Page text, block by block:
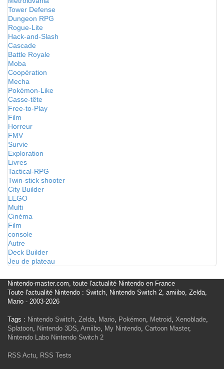
Tower Defense
Dungeon RPG
Rogue-Lite
Hack-and-Slash
Cascade
Battle Royale
Moba
Coopération
Mecha
Pokémon-Like
Casse-tête
Free-to-Play
Film
Horreur
FMV
Survie
Exploration
Livres
Tactical-RPG
Twin-stick shooter
City Builder
LEGO
Multi
Cinéma
Film
console
Autre
Deck Builder
Jeu de plateau
Nintendo-master.com, toute l'actualité Nintendo en France
Toute l'actualité Nintendo : Switch, Nintendo Switch 2, amiibo, Zelda,
Mario - 2003-2026
Tags : Nintendo Switch, Zelda, Mario, Pokémon, Metroid, Xenoblade,
Splatoon, Nintendo 3DS, Amiibo, My Nintendo, Cartoon Master,
Nintendo Labo Nintendo Switch 2
RSS Actu, RSS Tests